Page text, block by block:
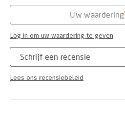
Schrijf een recensie
Lees ons recensiebeleid
Uw waardering
Log in om uw waardering te geven